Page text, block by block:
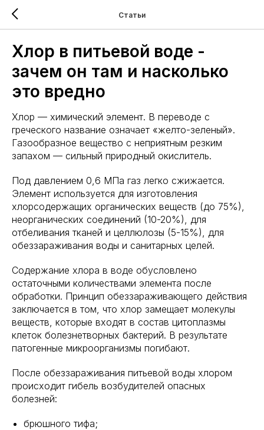
Статьи
Хлор в питьевой воде -
зачем он там и насколько
это вредно
Хлор — химический элемент. В переводе с
греческого название означает «желто-зеленый».
Газообразное вещество с неприятным резким
запахом — сильный природный окислитель.
Под давлением 0,6 МПа газ легко сжижается.
Элемент используется для изготовления
хлорсодержащих органических веществ (до 75%),
неорганических соединений (10-20%), для
отбеливания тканей и целлюлозы (5-15%), для
обеззараживания воды и санитарных целей.
Содержание хлора в воде обусловлено
остаточными количествами элемента после
обработки. Принцип обеззараживающего действия
заключается в том, что хлор замещает молекулы
веществ, которые входят в состав цитоплазмы
клеток болезнетворных бактерий. В результате
патогенные микроорганизмы погибают.
После обеззараживания питьевой воды хлором
происходит гибель возбудителей опасных
болезней:
брюшного тифа;